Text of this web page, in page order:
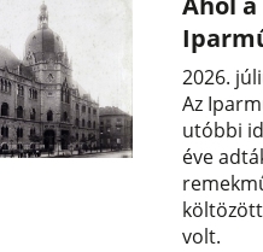
2026.
Az
utóbbi
éve
volt.